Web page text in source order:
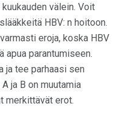
välein. Voit
HBV: n hoitoon.
eroja, koska HBV
parantumiseen.
ja tee parhaasi sen
ja B on muutamia
merkittävät erot.